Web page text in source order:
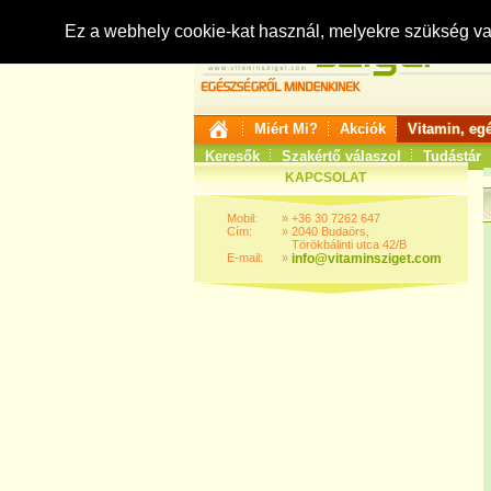
Ez a webhely cookie-kat használ, melyekre szükség
Miért Mi? Akciók Vitamin,
Keresők
Szakértő válaszol Tudástár
KAPCSOLAT
Mobil:
Cím:
E-mail:
»
»
»
+36 30 7262 647
2040 Budaörs,
Törökbálinti utca 42/B
info@vitaminsziget.com